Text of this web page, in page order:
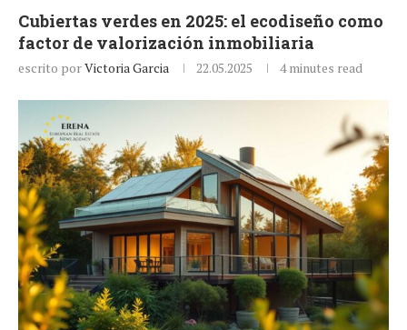
Cubiertas verdes en 2025: el ecodiseño como
factor de valorización inmobiliaria
escrito porVictoria Garcia 22.05.2025 4 minutes read